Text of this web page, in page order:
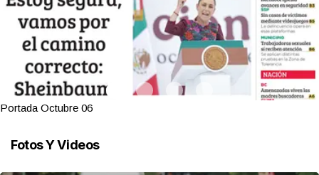
Portada Octubre 06
Fotos Y Videos